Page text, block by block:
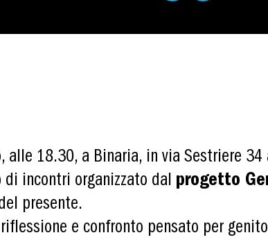
, alle 18.30, a Binaria, in via Sestriere
incontri organizzato dal progetto
presente.
e confronto pensato per